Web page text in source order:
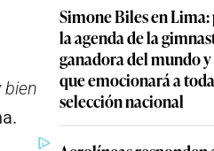
bien
Simone Biles en Lima:
la agenda de la
ganadora del mundo
que emocionará a
selección nacional